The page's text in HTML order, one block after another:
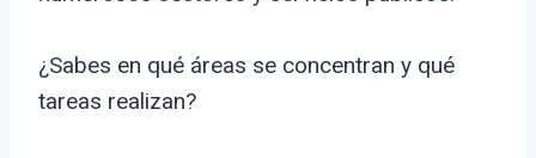
¿Sabes en qué áreas se concentran y qué
tareas realizan?